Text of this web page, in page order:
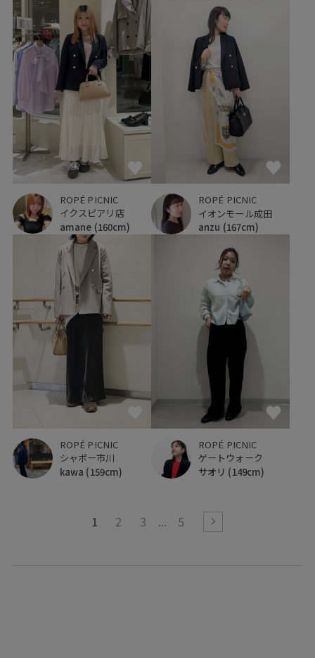
ROPÉ PICNIC
イクスピアリ店
amane (160cm)
ROPÉ PICNIC
イオンモール成田
anzu (167cm)
ROPÉ PICNIC
シャポー市川
kawa (159cm)
ROPÉ PICNIC
ゲートウォーク
サオリ (149cm)
1 2 3 5